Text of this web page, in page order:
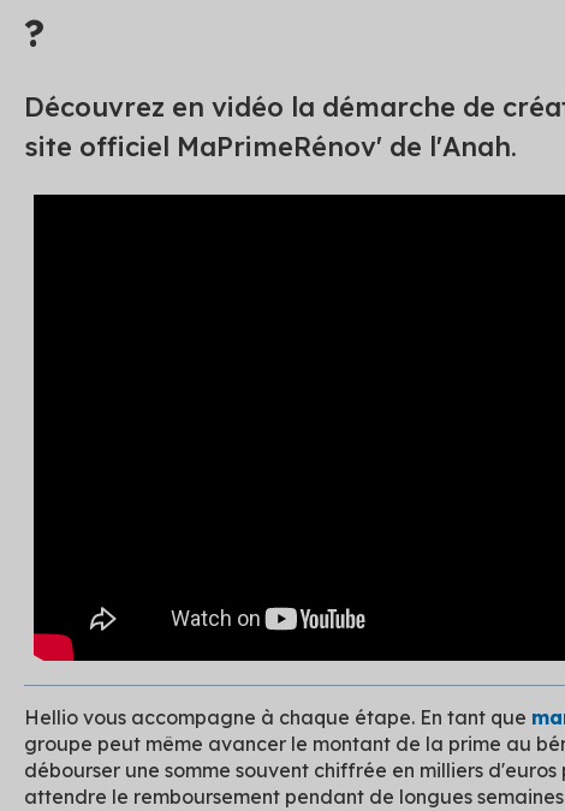
?
Découvrez en vidéo la démarche de
site officiel MaPrimeRénov' de l'Anah.
Hellio vous accompagne à chaque étape. En tant que
groupe peut même avancer le montant de la prime au
débourser une somme souvent chiffrée en milliers
attendre le remboursement pendant de longues